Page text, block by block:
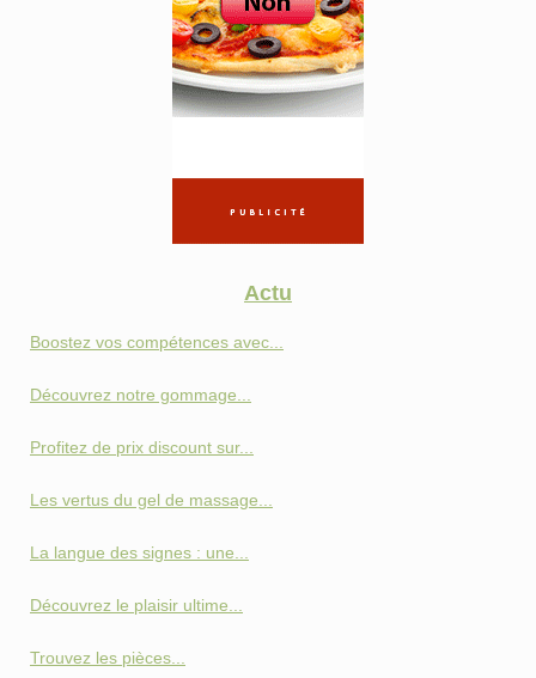
Actu
Boostez vos compétences avec...
Découvrez notre gommage...
Profitez de prix discount sur...
Les vertus du gel de massage...
La langue des signes : une...
Découvrez le plaisir ultime...
Trouvez les pièces...